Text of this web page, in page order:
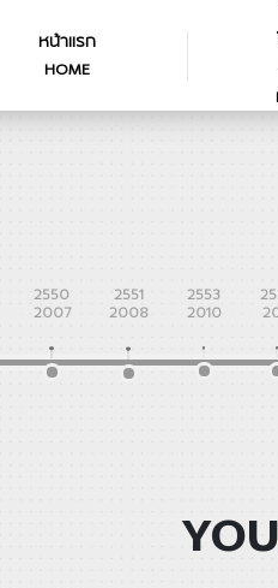
หน้าแรก
HOME
2550
2007
2551
2008
2553
2010